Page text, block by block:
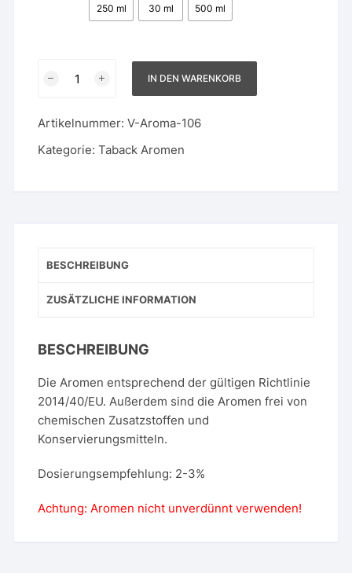
250 ml 30 ml 500 ml
IN DEN WARENKORB
Artikelnummer:V-Aroma-106
Kategorie:Taback Aromen
BESCHREIBUNG
ZUSÄTZLICHE INFORMATION
BESCHREIBUNG
Die Aromen entsprechend der gültigen Richtlinie
2014/40/EU. Außerdem sind die Aromen frei von
chemischen Zusatzstoffen und
Konservierungsmitteln.
Dosierungsempfehlung: 2-3%
Achtung: Aromen nicht unverdünnt verwenden!